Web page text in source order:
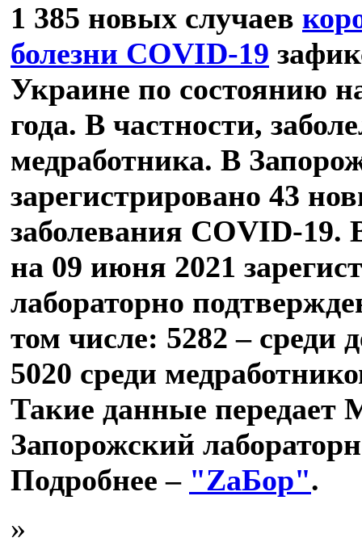
1 385 новых случаев
болезни COVID-19
Украине по состоянию
года. В частности,
медработника. В
зарегистрировано 43
заболевания COVID-19.
на 09 июня 2021
лабораторно
том числе: 5282 – среди
5020 среди
Такие данные передает
Запорожский
Подробнее – "ZаБор".
»